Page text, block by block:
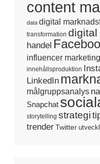
content
data digital
transformation digital
handel
influencer marketing
innehållsproduktion
LinkedIn
målgruppsanalys
Snapchat
storytelling strategi
trenderTwitter